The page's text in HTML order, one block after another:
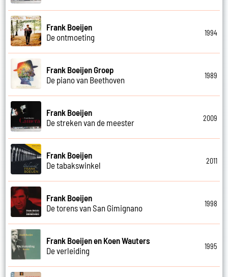
Frank Boeijen
De ontmoeting
1994
Frank Boeijen Groep
De piano van Beethoven
1989
Frank Boeijen
De streken van de meester
2009
Frank Boeijen
De tabakswinkel
2011
Frank Boeijen
De torens van San Gimignano
1998
Frank Boeijen en Koen Wauters
De verleiding
1995